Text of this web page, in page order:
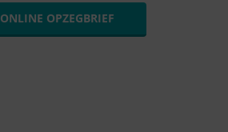
ONLINE OPZEGBRIEF